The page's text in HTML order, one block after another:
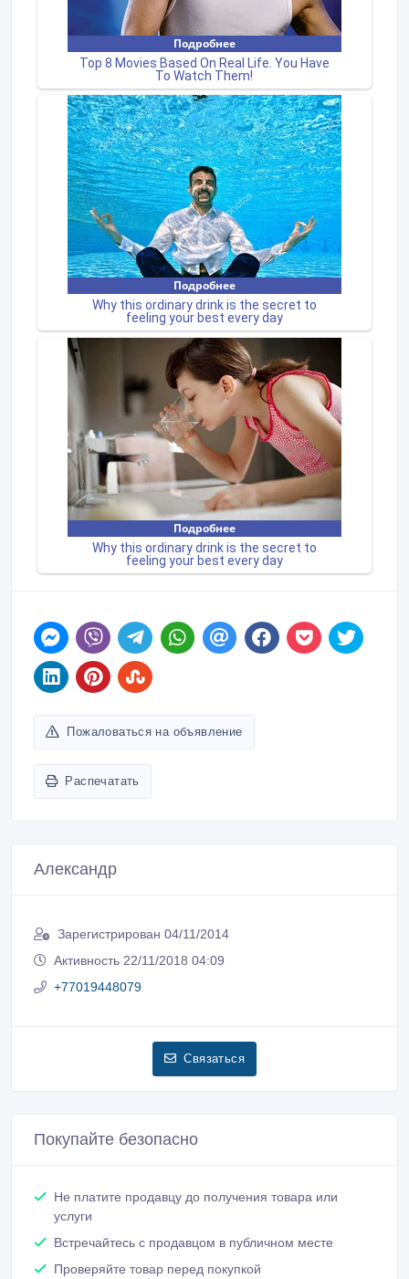
Пожаловаться на объявление
Распечатать
Александр
Зарегистрирован 04/11/2014
Активность 22/11/2018 04:09
+77019448079
Связаться
Покупайте безопасно
Не платите продавцу до получения товара или
услуги
Встречайтесь с продавцом в публичном месте
Проверяйте товар перед покупкой